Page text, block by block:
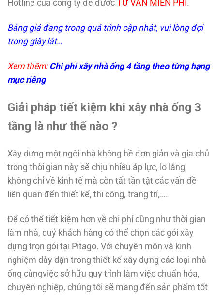
Hotline của công ty để được TƯ VẤN MIỄN PHÍ .
Bảng giá đang trong quá trình cập nhật, vui lòng đợi
trong giây lát…
Xem thêm: Chi phí xây nhà ống 4 tầngtheo từng hạng
mục riêng
Giải pháp tiết kiệm khi xây nhà ống 3
tầng là như thế nào ?
Xây dựng một ngôi nhà không hề đơn giản và gia chủ
trong thời gian này sẽ chịu nhiều áp lực, lo lắng
không chỉ về kinh tế mà còn tất tần tật các vấn đề
liên quan đến thiết kế, thi công, trang trí,….
Để có thể tiết kiệm hơn về chi phí cũng như thời gian
làm nhà, quý khách hàng có thể chọn các gói xây
dựng trọn gói tại Pitago. Với chuyên môn và kinh
nghiệm dày dặn trong thiết kế xây dựng các loại nhà
ống cùngviệc sở hữu quy trình làm việc chuẩn hóa,
chuyên nghiệp, chúng tôi sẽ mang đến sản phẩm tốt